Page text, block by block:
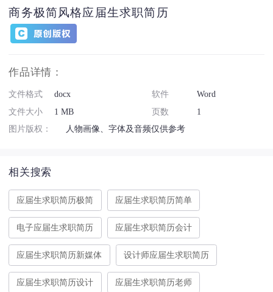
商务极简风格应届生求职简历
作品详情：
文件格式 docx 软件
Word
文件大小
1 MB 页数
1
图片版权：
人物画像、字体及音频仅供参考
相关搜索
应届生求职简历极简 应届生求职简历简单
电子应届生求职简历 应届生求职简历会计
应届生求职简历新媒体 设计师应届生求职简历
应届生求职简历设计 应届生求职简历老师